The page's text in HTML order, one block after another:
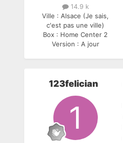
14.9 k
Ville :Alsace (Je sais,
c'est pas une ville)
Box : Home Center 2
Version : A jour
123felician